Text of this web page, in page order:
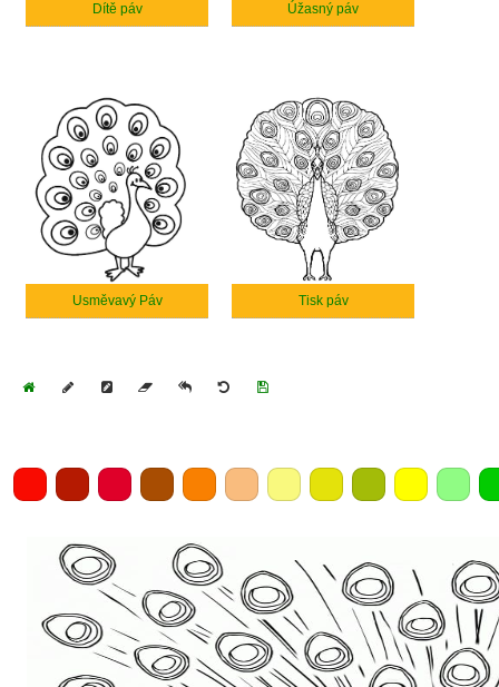
Dítě páv Úžasný páv
Usměvavý Páv Tisk páv